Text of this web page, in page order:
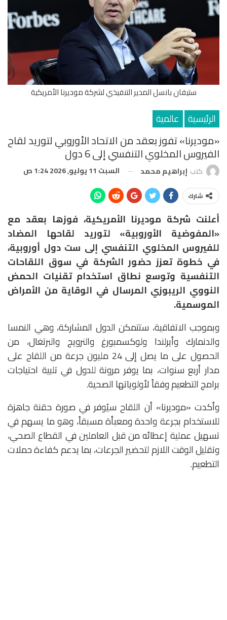
ستيفان بانسل المدير التنفيذي لشركة موديرنا الأمريكية
الرئيسية عالمية
«موديرنا» تفوز بعقد من الاتحاد الأوروبي لتوريد لقاح
الفيروس المخلوي التنفسي إلى 6 دول
كتب إبراهيم محمد السبت 11 يوليو, 2026 1:24 ص
شارك
أعلنت شركة موديرنا الأمريكية، فوزها بعقد مع
«المفوضية الأوروبية» لتوريد لقاحها المضاد
للفيروس المخلوي التنفسي إلى ست دول أوروبية،
في خطوة تعزز حضور الشركة في سوق اللقاحات
التنفسية وتوسع نطاق استخدام تقنيات الحمض
النووي الريبوزي المرسال في الوقاية من الأمراض
الموسمية.
وبموجب الاتفاقية، ستتمكن الدول المشاركة، وهي النمسا
والدنمارك وأيرلندا ولوكسمبورغ والنرويج والبرتغال، من
الحصول على ما يصل إلى 24 مليون جرعة من اللقاح على
مدار أربع سنوات، بما يوفر مرونة للدول في تلبية احتياجات
برامج التطعيم وفقاً لأولوياتها الصحية.
وأكدت «موديرنا» أن اللقاح سيُوفر في صورة حقنة جاهزة
للاستخدام بجرعة واحدة ومعبأة مسبقاً، وهو ما يسهم في
تسهيل عملية إعطائه من قبل العاملين في القطاع الصحي،
وتقليل الوقت اللازم لتحضير الجرعات، بما يدعم كفاءة حملات
التطعيم.